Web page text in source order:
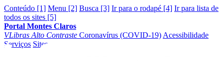
Conteúdo [1] Menu [2] Busca [3] Ir para o rodapé [4] Ir para lista de
todos os sites [5]
Portal Montes Claros
VLibras Alto Contraste Coronavírus (COVID-19) Acessibilidade
Serviços Sites